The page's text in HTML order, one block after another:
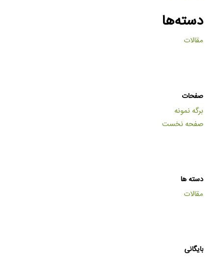
دسته‌ها
مقالات
صفحات
برگه نمونه
صفحه نخست
دسته ها
مقالات
بایگانی